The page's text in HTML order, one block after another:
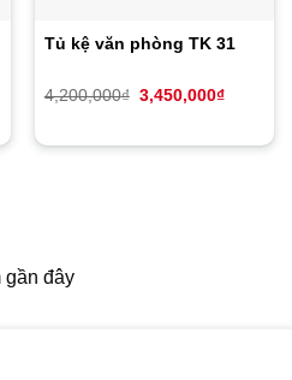
Tủ kệ văn phòng TK 31
4,200,000₫ Giá
4,200,000₫.
3,450,000₫Giá
là:
gần đây